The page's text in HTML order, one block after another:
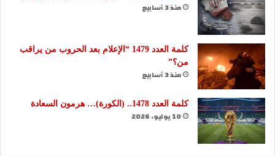
منذ 3 أسابيع
كلمة العدد 1479 “الإعلام بعد الحروب من يراقب
من؟”
منذ 3 أسابيع
كلمة العدد 1478.. (الكورة)… هرمون السعادة
10 يوليو، 2026